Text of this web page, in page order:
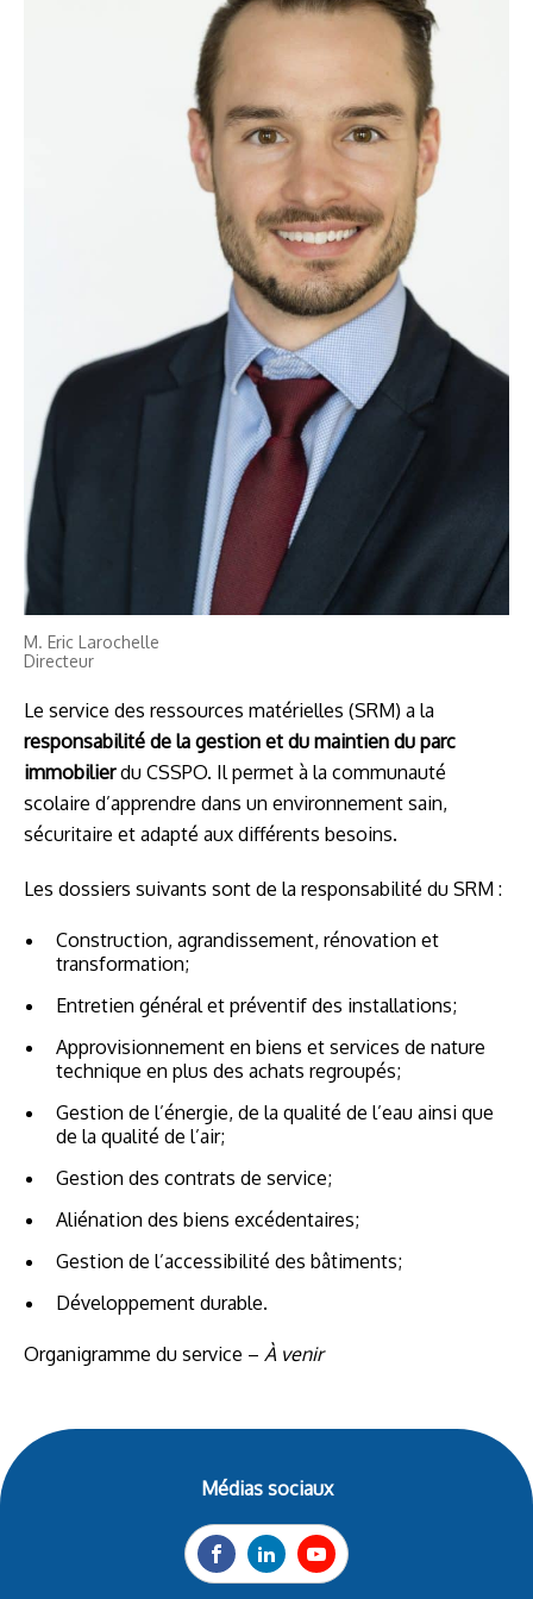
M. Eric Larochelle
Directeur
Le service des ressources matérielles (SRM) a la
responsabilité de la gestion et du maintien du parc
immobilierdu CSSPO. Il permet à la communauté
scolaire d’apprendre dans un environnement sain,
sécuritaire et adapté aux différents besoins.
Les dossiers suivants sont de la responsabilité du SRM :
Construction, agrandissement, rénovation et
transformation;
Entretien général et préventif des installations;
Approvisionnement en biens et services de nature
technique en plus des achats regroupés;
Gestion de l’énergie, de la qualité de l’eau ainsi que
de la qualité de l’air;
Gestion des contrats de service;
Aliénation des biens excédentaires;
Gestion de l’accessibilité des bâtiments;
Développement durable.
Organigramme du service – À venir
Médias sociaux
FacebookLinkedInYouTube